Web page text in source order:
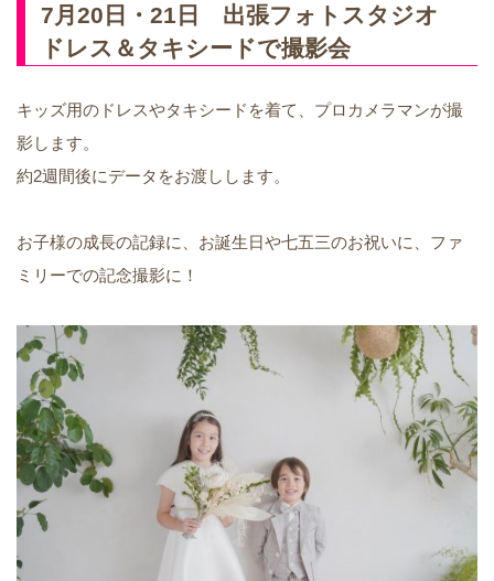
7月20日・21日 出張フォトスタジオ
ドレス＆タキシードで撮影会
キッズ用のドレスやタキシードを着て、プロカメラマンが撮
影します。
約2週間後にデータをお渡しします。
お子様の成長の記録に、お誕生日や七五三のお祝いに、ファ
ミリーでの記念撮影に！